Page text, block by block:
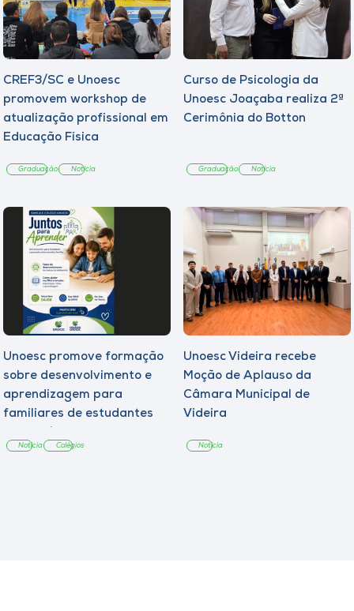
CREF3/SC e Unoesc
promovem workshop de
atualização profissional em
Educação Física
Graduação Notícia
Curso de Psicologia da
Unoesc Joaçaba realiza 2ª
Cerimônia do Botton
Graduação Notícia
Unoesc promove formação
sobre desenvolvimento e
aprendizagem para
familiares de estudantes
Notícia Colégios
Unoesc Videira recebe
Moção de Aplauso da
Câmara Municipal de
Videira
Notícia